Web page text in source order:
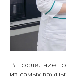
В последние
из самых